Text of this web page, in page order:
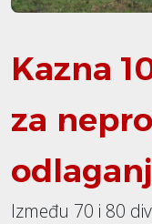
Kazna
za
Između 70 i 80